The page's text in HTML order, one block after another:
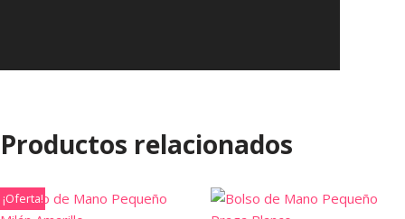
Productos relacionados
¡Oferta!